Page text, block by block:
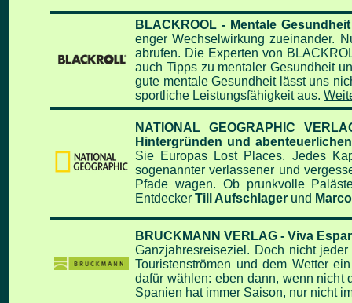
BLACKROOL - Mentale
enger Wechselwirkung zueinander.
abrufen. Die Experten von
auch Tipps zu mentaler Gesundheit
gute mentale Gesundheit lässt uns
sportliche Leistungsfähigkeit aus.
NATIONAL GEOGRAPHIC
Hintergründen und
Sie Europas Lost Places. Jedes
sogenannter verlassener und
Pfade wagen. Ob prunkvolle
Entdecker Till Aufschlager und
BRUCKMANN VERLAG - Viva
Ganzjahresreiseziel. Doch nicht
Touristenströmen und dem Wetter
dafür wählen: eben dann, wenn nicht
Spanien hat immer Saison, nur nicht